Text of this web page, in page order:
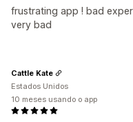
frustrating app ! bad
very bad
Cattle Kate
Estados Unidos
10 meses usando o app